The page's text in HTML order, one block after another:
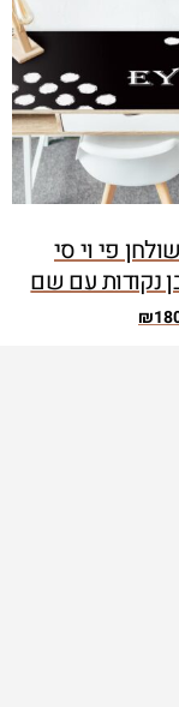
פי וי סי
נקודות עם שם
₪